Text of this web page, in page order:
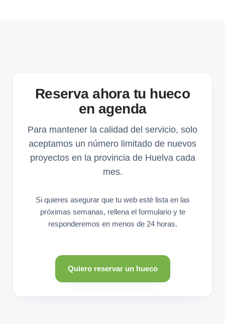
Reserva ahora tu hueco
en agenda
Para mantener la calidad del servicio, solo
aceptamos un número limitado de nuevos
proyectos en la provincia de Huelva cada
mes.
Si quieres asegurar que tu web esté lista en las
próximas semanas, rellena el formulario y te
responderemos en menos de 24 horas.
Quiero reservar un hueco